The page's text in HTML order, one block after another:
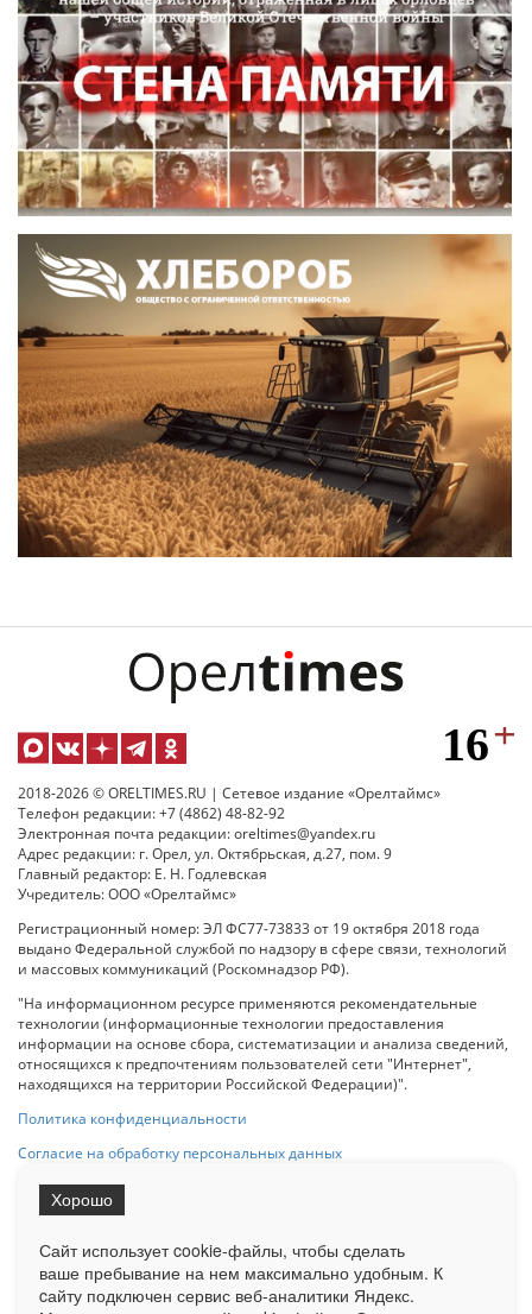
2018-2026 © ORELTIMES.RU | Сетевое издание «Орелтаймс»
Телефон редакции: +7 (4862) 48-82-92
Электронная почта редакции: oreltimes@yandex.ru
Адрес редакции: г. Орел, ул. Октябрьская, д.27, пом. 9
Главный редактор: Е. Н. Годлевская
Учредитель: ООО «Орелтаймс»
Регистрационный номер: ЭЛ ФС77-73833 от 19 октября 2018 года
выдано Федеральной службой по надзору в сфере связи, технологий
и массовых коммуникаций (Роскомнадзор РФ).
"На информационном ресурсе применяются рекомендательные
технологии (информационные технологии предоставления
информации на основе сбора, систематизации и анализа сведений,
относящихся к предпочтениям пользователей сети "Интернет",
находящихся на территории Российской Федерации)".
Политика конфиденциальности
Согласие на обработку персональных данных
При использовании любого материала с данного сайта гипер-ссылка
на Сетевое издание «ОрелТаймс» обязательна.
Ограниченная статистика посещаемости доступна на сайте
Сайт использует cookie-файлы, чтобы сделать
ваше пребывание на нем максимально удобным. К
cайту подключен сервис веб-аналитики Яндекс.
Хорошо